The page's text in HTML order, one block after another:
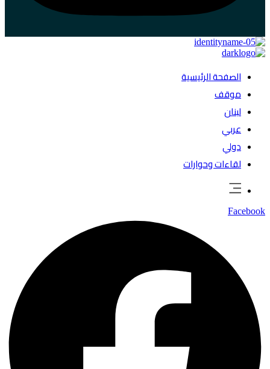
الصفحة الرئيسية
موقف
لبنان
عربي
دولي
لقاءات وحوارات
Facebook